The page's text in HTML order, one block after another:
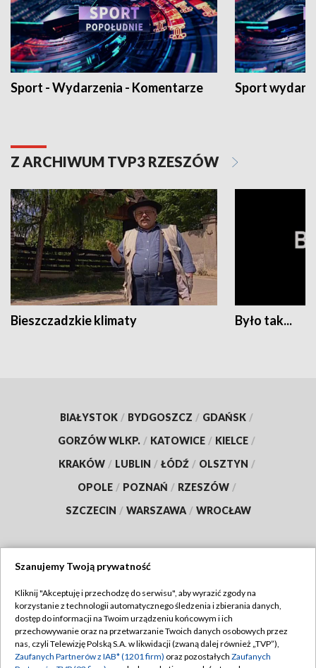
Sport - Wydarzenia - Komentarze Sport
Z ARCHIWUM TVP3 RZESZÓW
Bieszczadzkie klimaty Było tak...
BIAŁYSTOK / BYDGOSZCZ / GDAŃSK /
GORZÓW WLKP. / KATOWICE / KIELCE /
KRAKÓW / LUBLIN / ŁÓDŹ / OLSZTYN /
OPOLE / POZNAŃ / RZESZÓW /
SZCZECIN / WARSZAWA / WROCŁAW
TVP
Abonament TVP
Emisja w TVP
Regulamin TVP
Polityka prywatności
Szanujemy Twoją prywatność
Kliknij "Akceptuję i przechodzę do serwisu", aby wyrazić zgody na
korzystanie z technologii automatycznego śledzenia i zbierania danych,
dostęp do informacji na Twoim urządzeniu końcowym i ich
przechowywanie oraz na przetwarzanie Twoich danych osobowych przez
nas, czyli Telewizję Polską S.A. w likwidacji (zwaną dalej również „TVP”),
Zaufanych Partnerów z IAB* (1201 firm) oraz pozostałych Zaufanych